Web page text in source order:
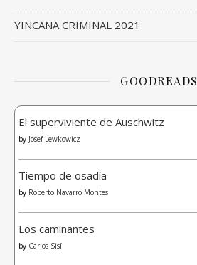
YINCANA CRIMINAL 2021
GOODREADS
El superviviente de Auschwitz
by Josef Lewkowicz
Tiempo de osadía
by Roberto Navarro Montes
Los caminantes
by Carlos Sisí